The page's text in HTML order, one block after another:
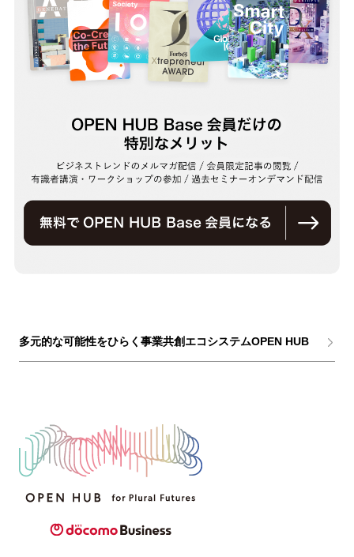
多元的な可能性をひらく事業共創エコシステムOPEN HUB